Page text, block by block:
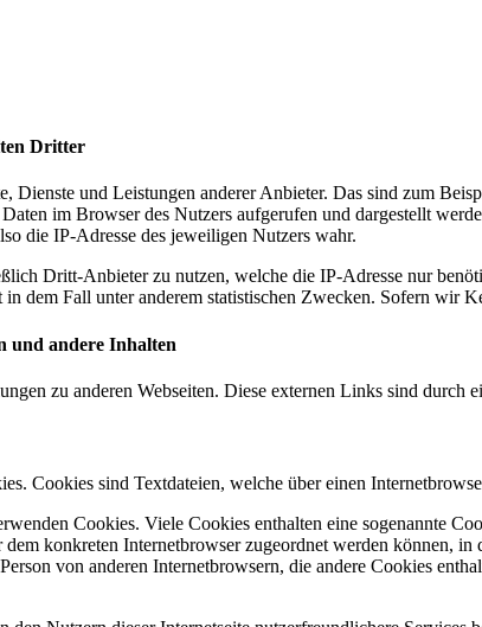
Dritter
Dienste und Leistungen anderer Anbieter. Das sind zum
im Browser des Nutzers aufgerufen und dargestellt
die IP-Adresse des jeweiligen Nutzers wahr.
Dritt-Anbieter zu nutzen, welche die IP-Adresse nur
dem Fall unter anderem statistischen Zwecken. Sofern wir
und andere Inhalten
zu anderen Webseiten. Diese externen Links sind durch
Cookies sind Textdateien, welche über einen
Cookies. Viele Cookies enthalten eine sogenannte
konkreten Internetbrowser zugeordnet werden können,
von anderen Internetbrowsern, die andere Cookies